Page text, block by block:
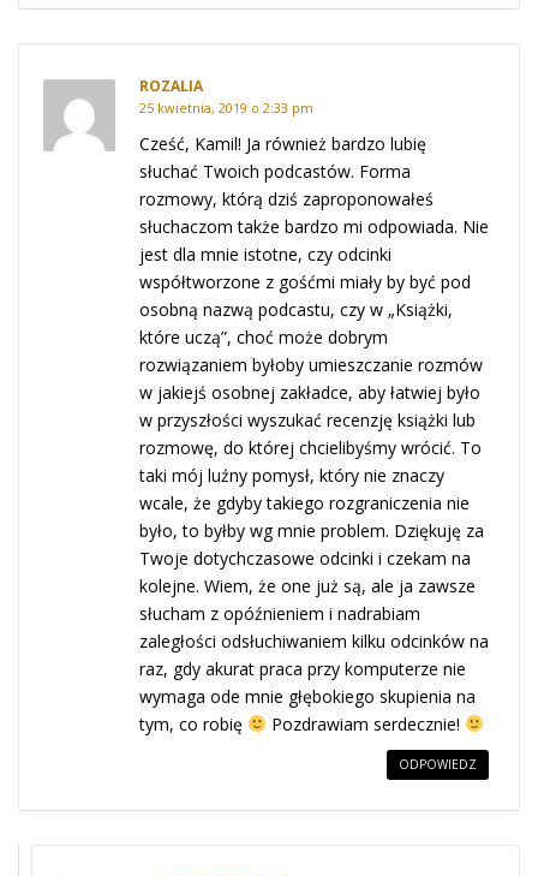
ROZALIA
25 kwietnia, 2019 o 2:33 pm
Cześć, Kamil! Ja również bardzo lubię
słuchać Twoich podcastów. Forma
rozmowy, którą dziś zaproponowałeś
słuchaczom także bardzo mi odpowiada. Nie
jest dla mnie istotne, czy odcinki
współtworzone z gośćmi miały by być pod
osobną nazwą podcastu, czy w „Książki,
które uczą”, choć może dobrym
rozwiązaniem byłoby umieszczanie rozmów
w jakiejś osobnej zakładce, aby łatwiej było
w przyszłości wyszukać recenzję książki lub
rozmowę, do której chcielibyśmy wrócić. To
taki mój luźny pomysł, który nie znaczy
wcale, że gdyby takiego rozgraniczenia nie
było, to byłby wg mnie problem. Dziękuję za
Twoje dotychczasowe odcinki i czekam na
kolejne. Wiem, że one już są, ale ja zawsze
słucham z opóźnieniem i nadrabiam
zaległości odsłuchiwaniem kilku odcinków na
raz, gdy akurat praca przy komputerze nie
wymaga ode mnie głębokiego skupienia na
tym, co robię
Pozdrawiam serdecznie!
ODPOWIEDZ